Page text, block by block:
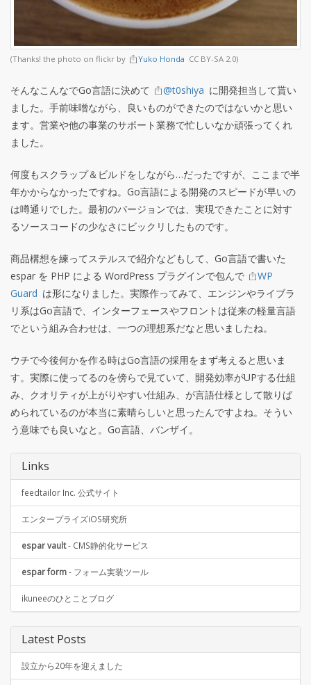
(Thanks! the photo on flickr by Yuko Honda CC BY-SA 2.0)
そんなこんなでGo言語に決めて @t0shiya に開発担当して貰い
ました。手前味噌ながら、良いものができたのではないかと思い
ます。営業や他の事業のサポート業務で忙しいなか頑張ってくれ
ました。
何度もスクラップ＆ビルドをしながら…だったですが、ここまで半
年かからなかったですね。Go言語による開発のスピードが早いの
は噂通りでした。最初のバージョンでは、実現できたことに対す
るソースコードの少なさにビックリしたものです。
商品構想を練ってステルスで紹介などもして、Go言語で書いた
espar を PHP による WordPress プラグインで包んで
WP
Guard は形になりました。実際作ってみて、エンジンやライブラ
リ系はGo言語で、インターフェースやフロントは従来の軽量言語
でという組み合わせは、一つの理想系だなと思いましたね。
ウチで今後何かを作る時はGo言語の採用をまず考えると思いま
す。実際に使ってるのを傍らで見ていて、開発効率がUPする仕組
み、クオリティが上がりやすい仕組み、が言語仕様として散りば
められているのが本当に素晴らしいと思ったんですよね。そうい
う意味でも良いなと。Go言語、バンザイ。
Links
feedtailor Inc. 公式サイト
エンタープライズiOS研究所
espar vault- CMS静的化サービス
espar form- フォーム実装ツール
ikuneeのひとことブログ
Latest Posts
設立から20年を迎えました